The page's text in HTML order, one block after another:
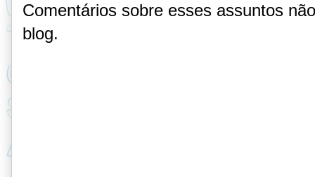
Comentários sobre esses assuntos
blog.